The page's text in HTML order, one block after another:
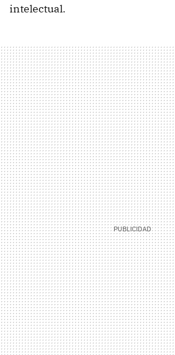
intelectual.